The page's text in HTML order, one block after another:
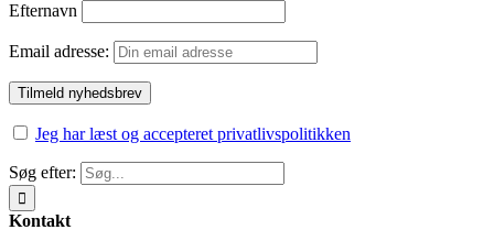
Efternavn
Email adresse:
Jeg har læst og accepteret privatlivspolitikken
Søg efter:
Kontakt